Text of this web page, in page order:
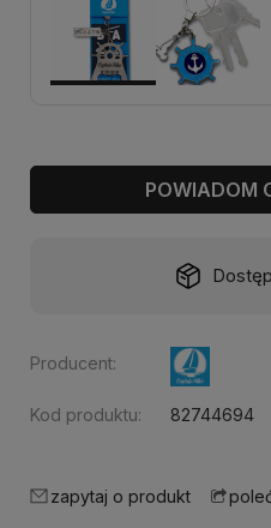
POWIADOM
Producent:
Kod produktu: 82744694
zapytaj o produkt